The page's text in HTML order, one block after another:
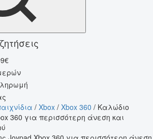
/ Xbox / Xbox 360 / Καλώδιο
360 για περισσότερη άνεση και